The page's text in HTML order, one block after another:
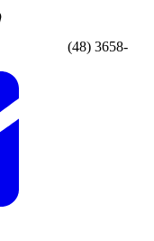
(48) 3658-